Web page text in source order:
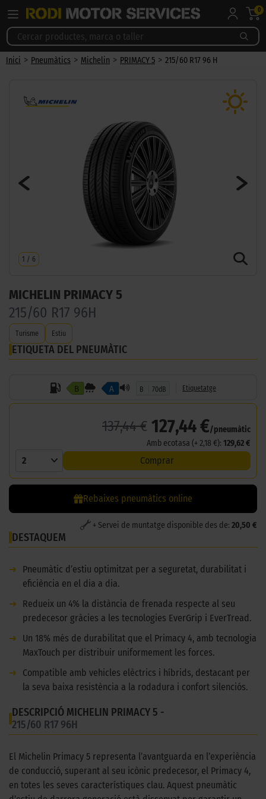
0
Inici > Pneumàtics > Michelin > PRIMACY 5 > 215/60 R17 96 H
1 / 6
MICHELIN PRIMACY 5
215/60 R17 96H
Turisme Estiu
ETIQUETA DEL PNEUMÀTIC
B A B 70dB Etiquetatge
137,44 € 127,44 €/pneumàtic
Amb ecotasa (+ 2,18 €): 129,62 €
2 Comprar
Rebaixes pneumàtics online
+ Servei de muntatge disponible des de: 20,50 €
DESTAQUEM
➜
Pneumàtic d’estiu optimitzat per a seguretat, durabilitat i
eficiència en el dia a dia.
➜
Redueix un 4% la distància de frenada respecte al seu
predecesor gràcies a les tecnologies EverGrip i EverTread.
➜
Un 18% més de durabilitat que el Primacy 4, amb tecnologia
MaxTouch per distribuir uniformement les forces.
➜
Compatible amb vehicles elèctrics i híbrids, destacant per
la seva baixa resistència a la rodadura i confort silenciós.
DESCRIPCIÓ MICHELIN PRIMACY 5 -
215/60 R17 96H
El Michelin Primacy 5 representa l’avantguarda en l’experiència
de conducció, superant al seu icònic predecesor, el Primacy 4,
en totes les seves característiques clau. Aquest pneumàtic